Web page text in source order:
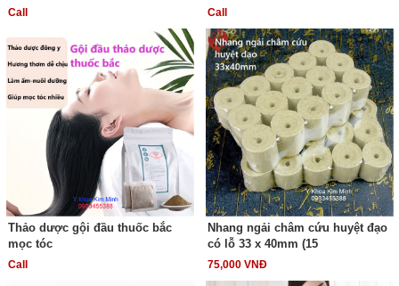
Call Call
Thảo dược gội đầu thuốc bắc
mọc tóc
Call
Nhang ngải châm cứu huyệt đạo
có lỗ 33 x 40mm (15
75,000 VNĐ